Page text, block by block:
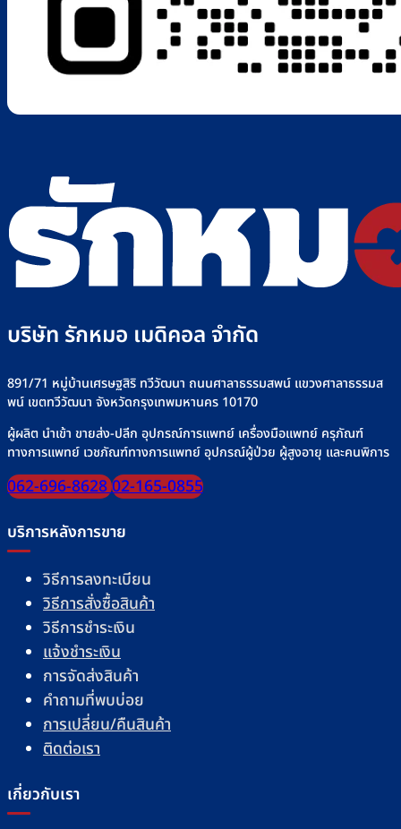
บริษัท รักหมอ เมดิคอล จำกัด
891/71 หมู่บ้านเศรษฐสิริ ทวีวัฒนา ถนนศาลาธรรมสพน์ แขวงศาลาธรรมส
พน์ เขตทวีวัฒนา จังหวัดกรุงเทพมหานคร 10170
ผู้ผลิต นำเข้า ขายส่ง-ปลีก อุปกรณ์การแพทย์ เครื่องมือแพทย์ ครุภัณฑ์
ทางการแพทย์ เวชภัณฑ์ทางการแพทย์ อุปกรณ์ผู้ป่วย ผู้สูงอายุ และคนพิการ
062-696-862802-165-0855
บริการหลังการขาย
วิธีการลงทะเบียน
วิธีการสั่งซื้อสินค้า
วิธีการชำระเงิน
แจ้งชำระเงิน
การจัดส่งสินค้า
คำถามที่พบบ่อย
การเปลี่ยน/คืนสินค้า
ติดต่อเรา
เกี่ยวกับเรา